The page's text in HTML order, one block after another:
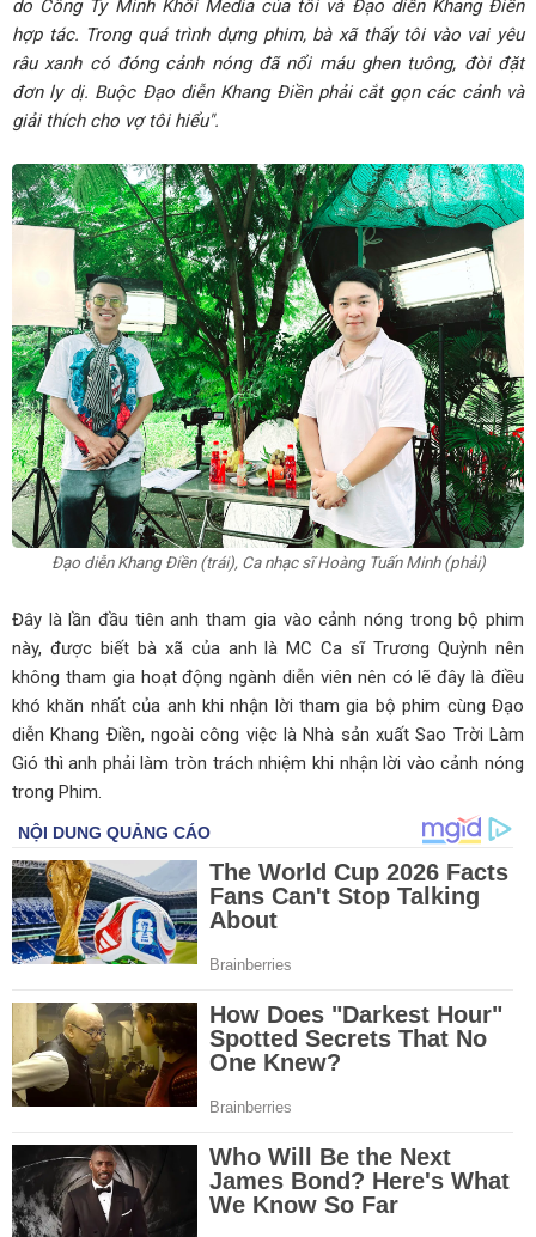
do Công Ty Minh Khôi Media của tôi và Đạo diễn Khang Điền
hợp tác. Trong quá trình dựng phim, bà xã thấy tôi vào vai yêu
râu xanh có đóng cảnh nóng đã nổi máu ghen tuông, đòi đặt
đơn ly dị. Buộc Đạo diễn Khang Điền phải cắt gọn các cảnh và
giải thích cho vợ tôi hiểu".
Đạo diễn Khang Điền (trái), Ca nhạc sĩ Hoàng Tuấn Minh (phải)
Đây là lần đầu tiên anh tham gia vào cảnh nóng trong bộ phim
này, được biết bà xã của anh là MC Ca sĩ Trương Quỳnh nên
không tham gia hoạt động ngành diễn viên nên có lẽ đây là điều
khó khăn nhất của anh khi nhận lời tham gia bộ phim cùng Đạo
diễn Khang Điền, ngoài công việc là Nhà sản xuất Sao Trời Làm
Gió thì anh phải làm tròn trách nhiệm khi nhận lời vào cảnh nóng
trong Phim.